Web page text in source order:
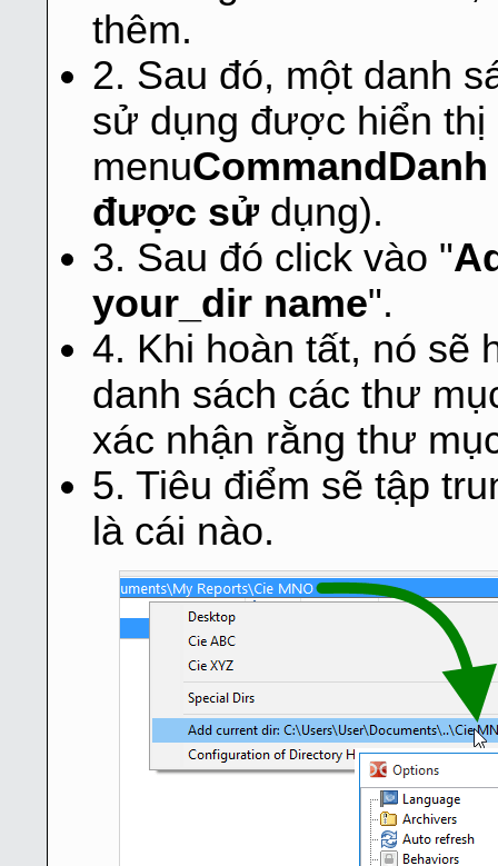
thêm.
2. Sau đó, một danh
sử dụng được hiển thị
menuCommand
được sửdụng).
3. Sau đó click vào "
your_dir name".
4. Khi hoàn tất, nó sẽ
danh sách các thư
xác nhận rằng thư
5. Tiêu điểm sẽ tập
là cái nào.